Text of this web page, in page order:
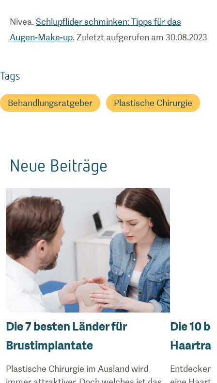
Nivea. Schlupflider schminken: Tipps für das
Augen-Make-up. Zuletzt aufgerufen am 30.08.2023
Tags
Behandlungsratgeber Plastische Chirurgie
Neue Beiträge
Die 7 besten Länder für
Brustimplantate
Plastische Chirurgie im Ausland wird
Die 10
Entdecken